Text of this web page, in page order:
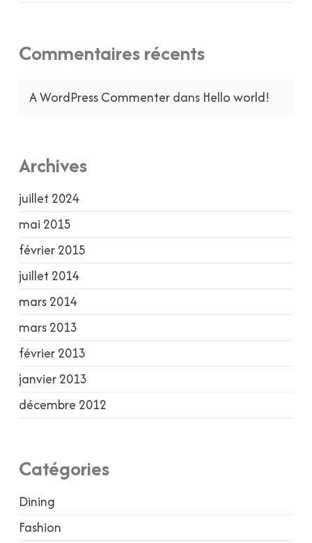
Commentaires récents
A WordPress Commenterdans Hello world!
Archives
juillet 2024
mai 2015
février 2015
juillet 2014
mars 2014
mars 2013
février 2013
janvier 2013
décembre 2012
Catégories
Dining
Fashion